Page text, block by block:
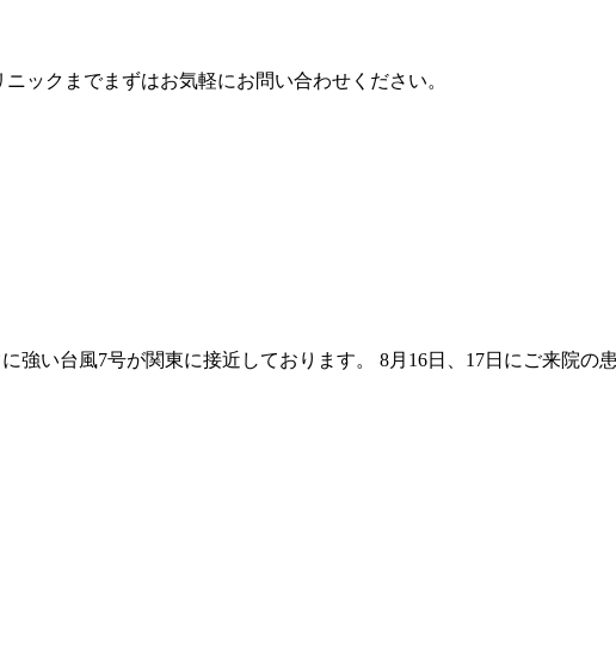
ックまでまずはお気軽にお問い合わせください。
強い台風7号が関東に接近しております。 8月16日、17日にご来院